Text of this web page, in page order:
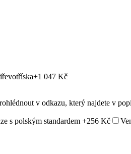
+1 047 Kč
v odkazu, který najdete v
s polským standardem +256 Kč